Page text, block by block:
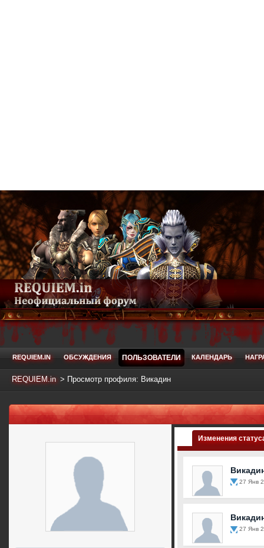
REQUIEM.IN ОБСУЖДЕНИЯ ПОЛЬЗОВАТЕЛИ КАЛЕНДАРЬ
REQUIEM.in > Просмотр профиля: Викадин
Изменения
27 Янв
27 Янв